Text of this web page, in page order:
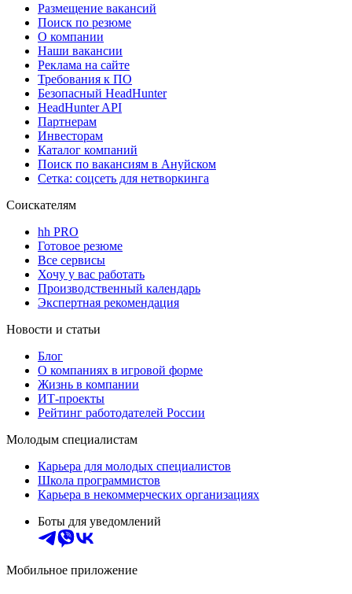
Размещение вакансий
Поиск по резюме
О компании
Наши вакансии
Реклама на сайте
Требования к ПО
Безопасный HeadHunter
HeadHunter API
Партнерам
Инвесторам
Каталог компаний
Поиск по вакансиям в Ануйском
Сетка: соцсеть для нетворкинга
Соискателям
hh PRO
Готовое резюме
Все сервисы
Хочу у вас работать
Производственный календарь
Экспертная рекомендация
Новости и статьи
Блог
О компаниях в игровой форме
Жизнь в компании
ИТ-проекты
Рейтинг работодателей России
Молодым специалистам
Карьера для молодых специалистов
Школа программистов
Карьера в некоммерческих организациях
Боты для уведомлений
Мобильное приложение